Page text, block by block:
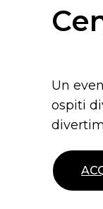
Un
ospiti